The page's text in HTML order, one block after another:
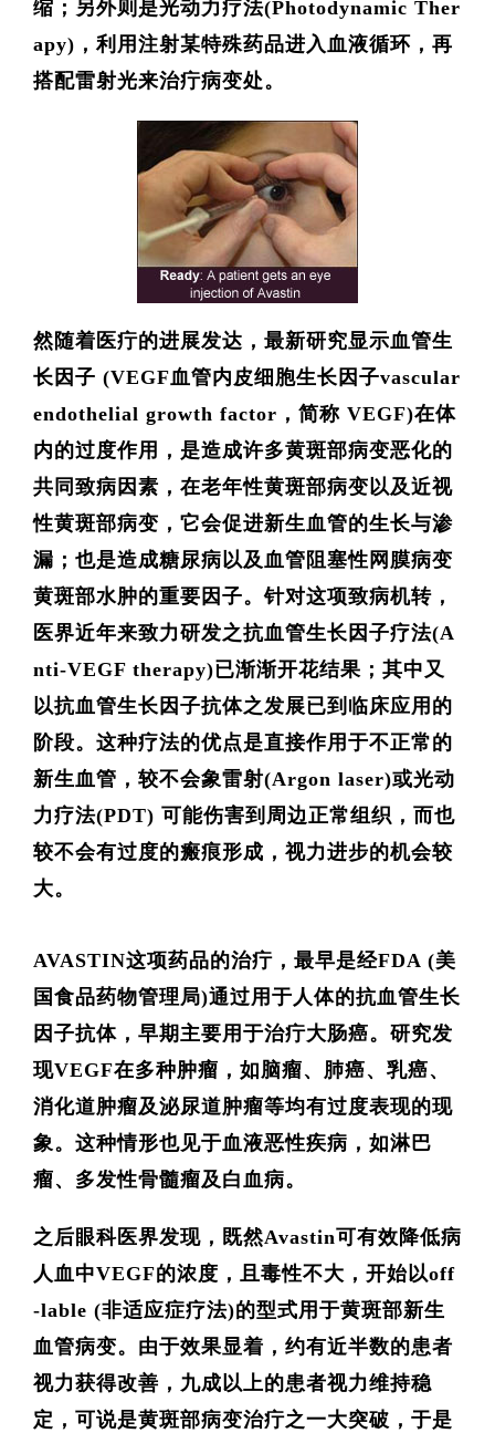
缩；另外则是光动力疗法(Photodynamic Ther
apy)，利用注射某特殊药品进入血液循环，再
搭配雷射光来治疔病变处。
然随着医疔的进展发达，最新研究显示血管生
长因子 (VEGF血管内皮细胞生长因子vascular
endothelial growth factor，简称 VEGF)在体
内的过度作用，是造成许多黄斑部病变恶化的
共同致病因素，在老年性黄斑部病变以及近视
性黄斑部病变，它会促进新生血管的生长与渗
漏；也是造成糖尿病以及血管阻塞性网膜病变
黄斑部水肿的重要因子。针对这项致病机转，
医界近年来致力研发之抗血管生长因子疗法(A
nti-VEGF therapy)已渐渐开花结果；其中又
以抗血管生长因子抗体之发展已到临床应用的
阶段。这种疗法的优点是直接作用于不正常的
新生血管，较不会象雷射(Argon laser)或光动
力疗法(PDT) 可能伤害到周边正常组织，而也
较不会有过度的瘢痕形成，视力进步的机会较
大。
AVASTIN这项药品的治疔，最早是经FDA (美
国食品药物管理局)通过用于人体的抗血管生长
因子抗体，早期主要用于治疔大肠癌。研究发
现VEGF在多种肿瘤，如脑瘤、肺癌、乳癌、
消化道肿瘤及泌尿道肿瘤等均有过度表现的现
象。这种情形也见于血液恶性疾病，如淋巴
瘤、多发性骨髓瘤及白血病。
之后眼科医界发现，既然Avastin可有效降低病
人血中VEGF的浓度，且毒性不大，开始以off
-lable (非适应症疗法)的型式用于黄斑部新生
血管病变。由于效果显着，约有近半数的患者
视力获得改善，九成以上的患者视力维持稳
定，可说是黄斑部病变治疔之一大突破，于是